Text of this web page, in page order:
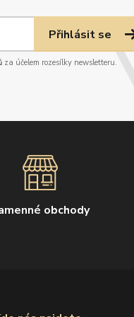
Přihlásit se
za účelem rozesílky newsletteru.
obchody